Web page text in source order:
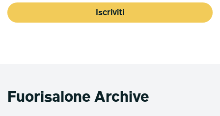
Iscriviti
Fuorisalone Archive